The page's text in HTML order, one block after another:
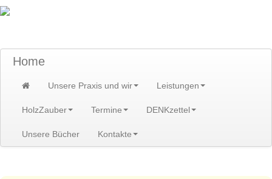
Home
Unsere Praxis und wir Leistungen
HolzZauber Termine DENKzettel
Unsere Bücher Kontakte